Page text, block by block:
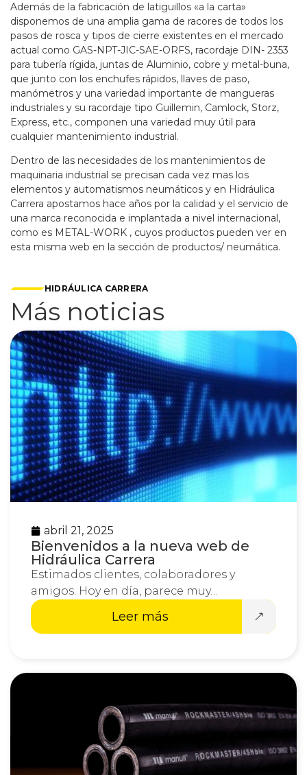
Además de la fabricación de latiguillos «a la carta»
disponemos de una amplia gama de racores de todos los
pasos de rosca y tipos de cierre existentes en el mercado
actual como GAS-NPT-JIC-SAE-ORFS, racordaje DIN- 2353
para tubería rígida, juntas de Aluminio, cobre y metal-buna,
que junto con los enchufes rápidos, llaves de paso,
manómetros y una variedad importante de mangueras
industriales y su racordaje tipo Guillemin, Camlock, Storz,
Express, etc., componen una variedad muy útil para
cualquier mantenimiento industrial.
Dentro de las necesidades de los mantenimientos de
maquinaria industrial se precisan cada vez mas los
elementos y automatismos neumáticos y en Hidráulica
Carrera apostamos hace años por la calidad y el servicio de
una marca reconocida e implantada a nivel internacional,
como es METAL-WORK , cuyos productos pueden ver en
esta misma web en la sección de productos/ neumática.
HIDRÁULICA CARRERA
Más noticias
abril 21, 2025
Bienvenidos a la nueva web de
Hidráulica Carrera
Estimados clientes, colaboradores y
amigos. Hoy en día, parece muy…
Leer más